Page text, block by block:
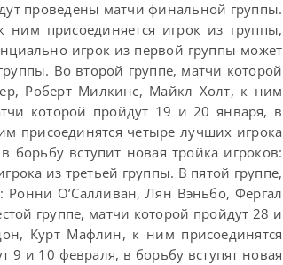
проведены матчи финальной группы.
присоединяется игрок из группы,
игрок из первой группы может
Во второй группе, матчи которой
Роберт Милкинс, Майкл Холт, к ним
которой пройдут 19 и 20 января, в
присоединятся четыре лучших игрока
вступит новая тройка игроков:
из третьей группы. В пятой группе,
Ронни О’Салливан, Лян Вэньбо, Фергал
группе, матчи которой пройдут 28 и
Курт Мафлин, к ним присоединятся
9 и 10 февраля, в борьбу вступят новая